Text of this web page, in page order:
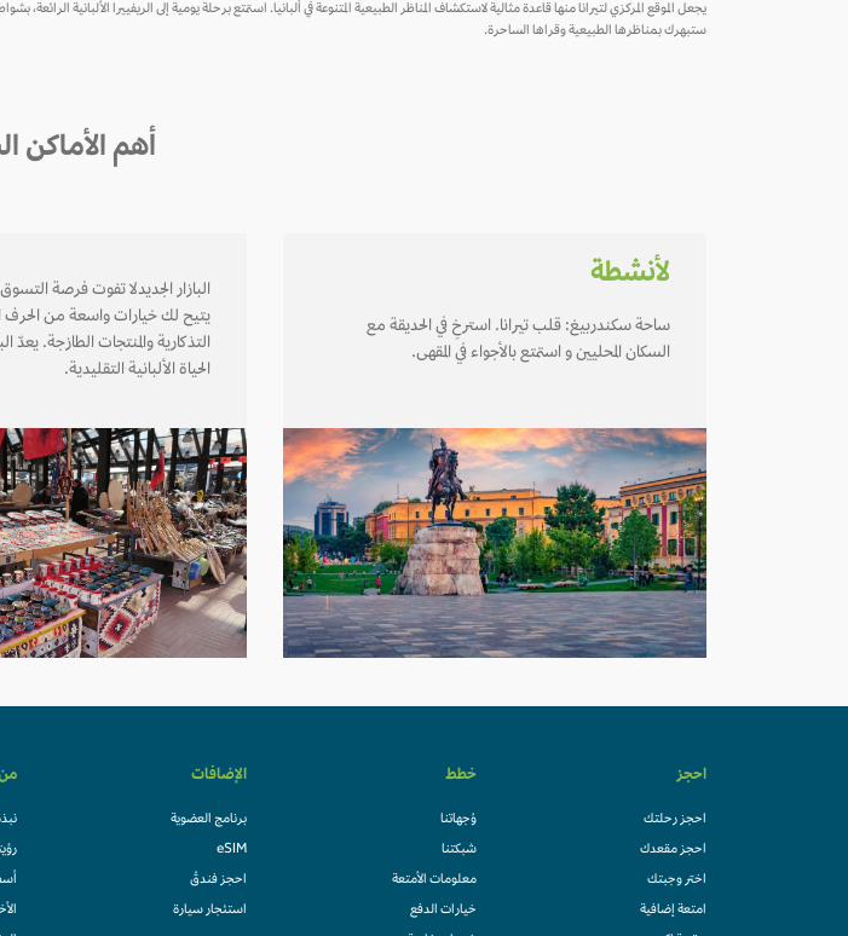
يجعل الموقع المركزي لتيرانا منها قاعدة مثالية لاستكشاف المناظر الطبيعية المتنوعة في ألبانيا. استمتع برحلة يومية إلى الريفييرا الألبانية
ستبهرك بمناظرها الطبيعية وقراها الساحرة.
أهم الأماكن
لأنشطة
ساحة سكندربيغ: قلب تيرانا. استرخِ في الحديقة مع
السكان المحليين و استمتع بالأجواء في المقهى.
البازار الجديدلا تفوت فرصة التسوق
يتيح لك خيارات واسعة من الحرف
التذكارية والمنتجات الطازجة. يعدّ
الحياة الألبانية التقليدية.
احجز
احجز رحلتك
احجز مقعدك
اختر وجبتك
امتعة إضافية
خطط
وُجهاتنا
شبكتنا
معلومات الأمتعة
خيارات الدفع
الإضافات
برنامج العضوية
eSIM
احجز فندقً
استئجار سيارة